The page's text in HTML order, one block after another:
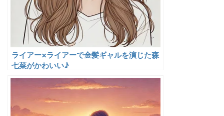
ライアー×ライアーで金髪ギャルを演じた森
七菜がかわいい♪